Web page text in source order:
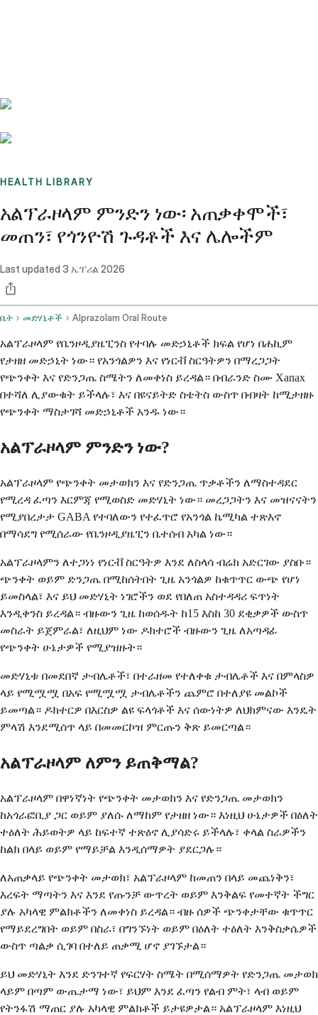
HEALTH LIBRARY
አልፕራዞላም ምንድን ነው፡ አጠቃቀሞች፣
መጠን፣ የጎንዮሽ ጉዳቶች እና ሌሎችም
Last updated 3 ኤፕሪል 2026
ቤት መድሃኒቶች Alprazolam Oral Route
አልፕራዞላም የቤንዞዲያዜፒንስ የተባሉ መድኃኒቶች ክፍል የሆነ በሐኪም
የታዘዘ መድኃኒት ነው። የአንጎልዎን እና የነርቭ ስርዓትዎን በማረጋጋት
የጭንቀት እና የድንጋጤ ስሜትን ለመቀነስ ይረዳል። በብራንድ ስሙ Xanax
በተሻለ ሊያውቁት ይችላሉ፣ እና በዩናይትድ ስቴትስ ውስጥ በብዛት ከሚታዘዙ
የጭንቀት ማስታገሻ መድኃኒቶች አንዱ ነው።
አልፕራዞላም ምንድን ነው?
አልፕራዞላም የጭንቀት መታወክን እና የድንጋጤ ጥቃቶችን ለማስተዳደር
የሚረዳ ፈጣን እርምጃ የሚወስድ መድሃኒት ነው። መረጋጋትን እና መዝናናትን
የሚያበረታታ GABA የተባለውን የተፈጥሮ የአንጎል ኬሚካል ተጽእኖ
በማሳደግ የሚሰራው የቤንዞዲያዜፒን ቤተሰብ አካል ነው።
አልፕራዞላምን ለተጋነነ የነርቭ ስርዓትዎ እንደ ለስላሳ ብሬክ አድርገው ያስቡ።
ጭንቀት ወይም ድንጋጤ በሚከሰትበት ጊዜ አንጎልዎ ከቁጥጥር ውጭ የሆነ
ይመስላል፣ እና ይህ መድሃኒት ነገሮችን ወደ የበለጠ አስተዳዳሪ ፍጥነት
እንዲቀንስ ይረዳል። ብዙውን ጊዜ ከወሰዱት ከ15 እስከ 30 ደቂቃዎች ውስጥ
መስራት ይጀምራል፣ ለዚህም ነው ዶክተሮች ብዙውን ጊዜ ለአጣዳፊ
የጭንቀት ሁኔታዎች የሚያዝዙት።
መድሃኒቱ በመደበኛ ታብሌቶች፣ በተራዘመ የተለቀቁ ታብሌቶች እና በምላስዎ
ላይ የሚሟሟ በአፍ የሚሟሟ ታብሌቶችን ጨምሮ በተለያዩ መልኮች
ይመጣል። ዶክተርዎ በእርስዎ ልዩ ፍላጎቶች እና ሰውነትዎ ለህክምናው እንዴት
ምላሽ እንደሚሰጥ ላይ በመመርኮዝ ምርጡን ቅጽ ይመርጣል።
አልፕራዞላም ለምን ይጠቅማል?
አልፕራዞላም በዋነኛነት የጭንቀት መታወክን እና የድንጋጤ መታወክን
ከአጎራፎቢያ ጋር ወይም ያለሱ ለማከም የታዘዘ ነው። እነዚህ ሁኔታዎች በዕለት
ተዕለት ሕይወትዎ ላይ ከፍተኛ ተጽዕኖ ሊያሳድሩ ይችላሉ፣ ቀላል ስራዎችን
ከልክ በላይ ወይም የማይቻል እንዲሰማዎት ያደርጋሉ።
ለአጠቃላይ የጭንቀት መታወክ፣ አልፕራዞላም ከመጠን በላይ መጨነቅን፣
እረፍት ማጣትን እና እንደ የጡንቻ ውጥረት ወይም እንቅልፍ የመተኛት ችግር
ያሉ አካላዊ ምልክቶችን ለመቀነስ ይረዳል። ብዙ ሰዎች ጭንቀታቸው ቁጥጥር
የማይደረግበት ወይም በስራ፣ በግንኙነት ወይም በዕለት ተዕለት እንቅስቃሴዎች
ውስጥ ጣልቃ ሲገባ በተለይ ጠቃሚ ሆኖ ያገኙታል።
ይህ መድሃኒት እንደ ድንገተኛ የፍርሃት ስሜት በሚሰማዎት የድንጋጤ መታወክ
ላይም በጣም ውጤታማ ነው፣ ይህም እንደ ፈጣን የልብ ምት፣ ላብ ወይም
የትንፋሽ ማጠር ያሉ አካላዊ ምልክቶች ይታዩዎታል። አልፕራዞላም እነዚህ